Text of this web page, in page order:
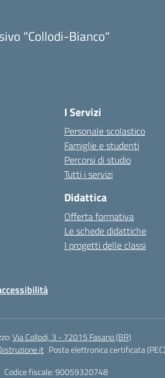
"Collodi-Bianco"
I Servizi
Personale scolastico
Famiglie e studenti
Percorsi di studio
Tutti i servizi
Didattica
Offerta formativa
Le schede didattiche
I progetti delle classi
Via Collodi, 3 - 72015 Fasano (BR)
Posta elettronica certificata
Codice fiscale: 90059320748